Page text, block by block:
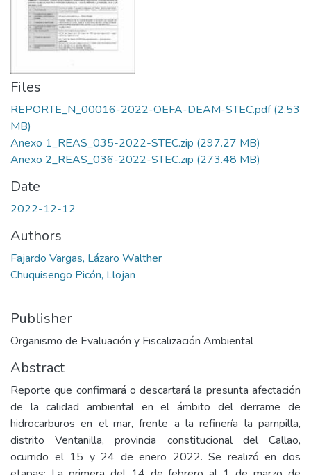
Files
REPORTE_N_00016-2022-OEFA-DEAM-STEC.pdf(2.53
MB)
Anexo 1_REAS_035-2022-STEC.zip (297.27 MB)
Anexo 2_REAS_036-2022-STEC.zip (273.48 MB)
Date
2022-12-12
Authors
Fajardo Vargas, Lázaro Walther
Chuquisengo Picón, Llojan
Publisher
Organismo de Evaluación y Fiscalización Ambiental
Abstract
Reporte que confirmará o descartará la presunta afectación
de la calidad ambiental en el ámbito del derrame de
hidrocarburos en el mar, frente a la refinería la pampilla,
distrito Ventanilla, provincia constitucional del Callao,
ocurrido el 15 y 24 de enero 2022. Se realizó en dos